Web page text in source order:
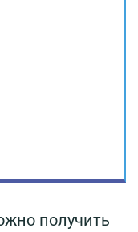
получить